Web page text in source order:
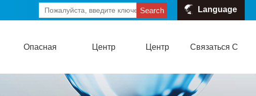
Search Language
Опасная
Информация
Центр
Новостей
Центр
Талантов
Связаться С
Нами